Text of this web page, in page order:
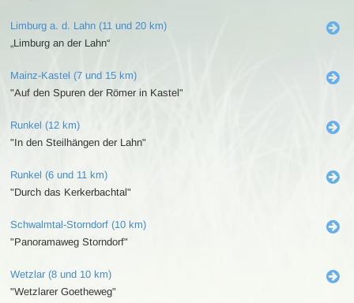
Limburg a. d. Lahn (11 und 20 km)
„Limburg an der Lahn“
Mainz-Kastel (7 und 15 km)
"Auf den Spuren der Römer in Kastel"
Runkel (12 km)
"In den Steilhängen der Lahn"
Runkel (6 und 11 km)
"Durch das Kerkerbachtal"
Schwalmtal-Storndorf (10 km)
"Panoramaweg Storndorf"
Wetzlar (8 und 10 km)
"Wetzlarer Goetheweg"